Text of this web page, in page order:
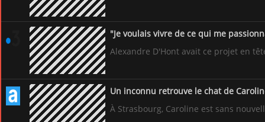
"Je voulais vivre de ce qui me
Alexandre D'Hont avait ce projet en
Un inconnu retrouve le chat de
À Strasbourg, Caroline est sans